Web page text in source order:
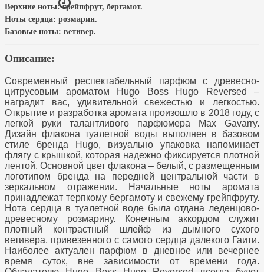
Верхние ноты:грейпфрут, бергамот.
Ноты сердца: розмарин.
Базовые ноты: ветивер.
Описание:
Современный респектабельный парфюм с древесно-
цитрусовым ароматом Hugo Boss Hugo Reversed –
наградит вас, удивительной свежестью и легкостью.
Открытие и разработка аромата произошло в 2018 году, с
легкой руки талантливого парфюмера Max Gavarry.
Дизайн флакона туалетной воды выполнен в базовом
стиле бренда Hugo, визуально упаковка напоминает
флягу с крышкой, которая надежно фиксируется плотной
лентой. Основной цвет флакона – белый, с размещенным
логотипом бренда на передней центральной части в
зеркальном отражении. Начальные ноты аромата
принадлежат терпкому бергамоту и свежему грейпфруту.
Нота сердца в туалетной воде была отдана леденцово-
древесному розмарину. Конечным аккордом служит
плотный контрастный шлейф из дымного сухого
ветивера, привезенного с самого сердца далекого Гаити.
Наиболее актуален парфюм в дневное или вечернее
время суток, вне зависимости от времени года.